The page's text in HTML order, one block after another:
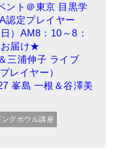
ント＠東京 目黒学
認定プレイヤー
）AM8：10～8：
お届け★
三浦伸子 ライブ
レイヤー）
峯島 一根＆谷澤美
ングボウル講座